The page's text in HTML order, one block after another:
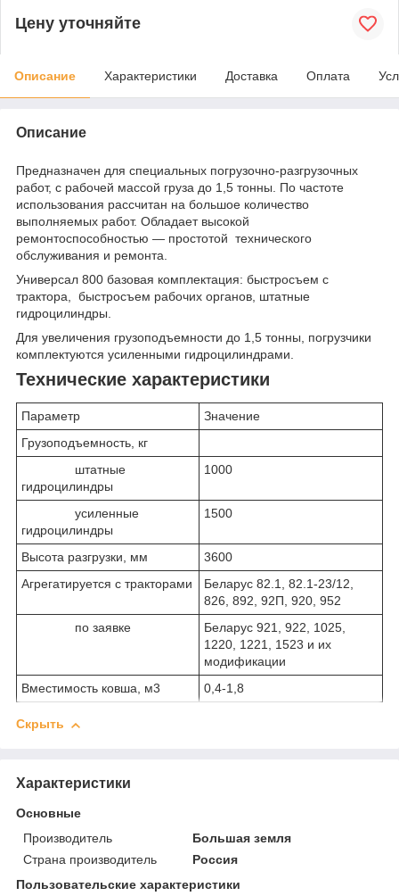
Цену уточняйте
Описание Характеристики Доставка Оплата
Описание
Предназначен для специальных погрузочно-разгрузочных
работ, с рабочей массой груза до 1,5 тонны. По частоте
использования рассчитан на большое количество
выполняемых работ. Обладает высокой
ремонтоспособностью — простотой технического
обслуживания и ремонта.
Универсал 800 базовая комплектация: быстросъем с
трактора, быстросъем рабочих органов, штатные
гидроцилиндры.
Для увеличения грузоподъемности до 1,5 тонны, погрузчики
комплектуются усиленными гидроцилиндрами.
Технические характеристики
Параметр
Значение
Грузоподъемность, кг
штатные
гидроцилиндры
1000
усиленные
гидроцилиндры
1500
Высота разгрузки, мм
3600
Агрегатируется с тракторами
Беларус 82.1, 82.1-23/12,
826, 892, 92П, 920, 952
по заявке
Беларус 921, 922, 1025,
1220, 1221, 1523 и их
модификации
Вместимость ковша, м3 0,4-1,8
Скрыть
Характеристики
Основные
Производитель
Большая земля
Страна производитель
Россия
Пользовательские характеристики